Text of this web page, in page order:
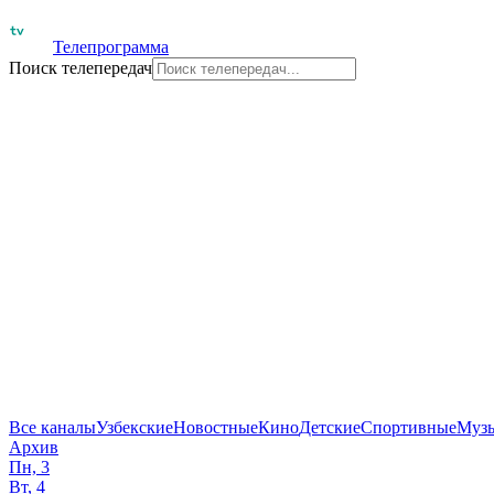
Телепрограмма
Поиск телепередач
Все каналыУзбекскиеНовостныеКиноДетскиеСпортивные
Архив
Пн, 3
Вт, 4